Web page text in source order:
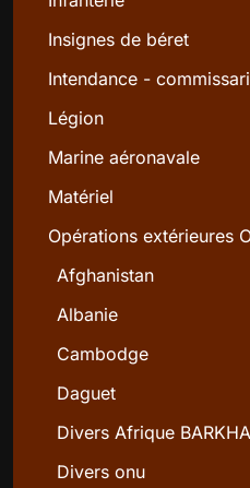
Insignes de béret
Intendance -
Légion
Marine aéronavale
Matériel
Opérations extérieures
Afghanistan
Albanie
Cambodge
Daguet
Divers Afrique
Divers onu